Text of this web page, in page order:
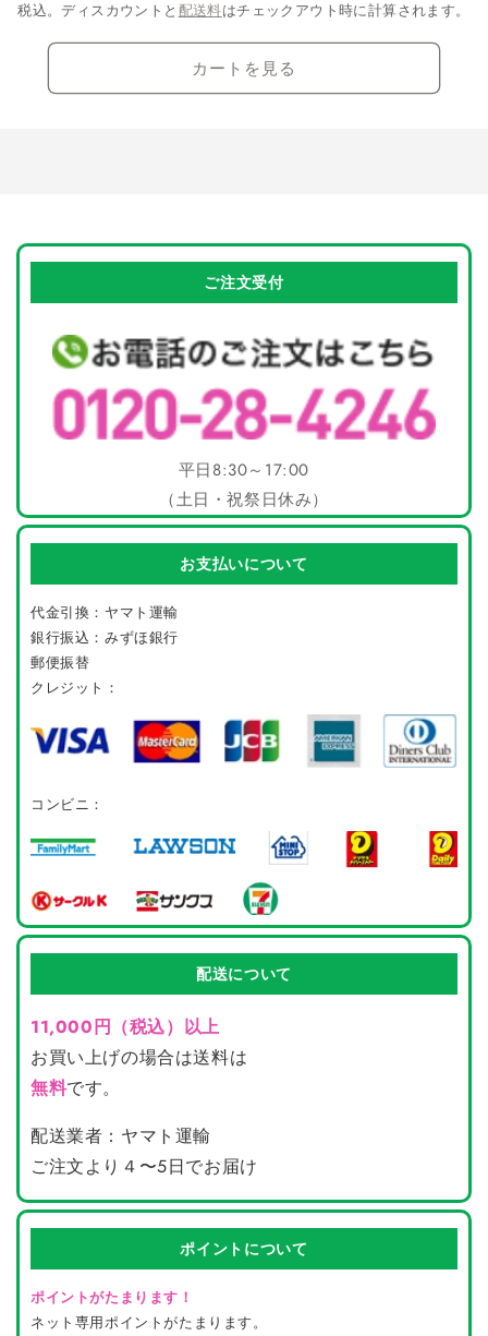
ら
税込。ディスカウントと 配送料はチェックアウト時に計算されます。
カートを見る
ご注文受付
平日8:30～17:00
（土日・祝祭日休み）
お支払いについて
代金引換：ヤマト運輸
銀行振込：みずほ銀行
郵便振替
クレジット：
コンビニ：
配送について
11,000円（税込）以上
お買い上げの場合は送料は
無料です。
配送業者：ヤマト運輸
ご注文より４〜5日でお届け
ポイントについて
ポイントがたまります！
ネット専用ポイントがたまります。